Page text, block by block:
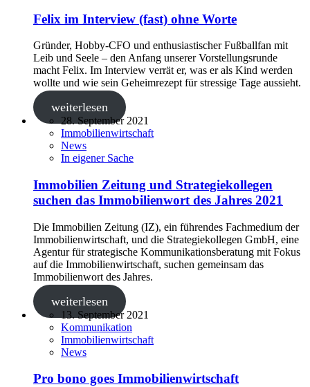
Felix im Interview (fast) ohne Worte
Gründer, Hobby-CFO und enthusiastischer Fußballfan mit
Leib und Seele – den Anfang unserer Vorstellungsrunde
macht Felix. Im Interview verrät er, was er als Kind werden
wollte und wie sein Geheimrezept für stressige Tage aussieht.
weiterlesen
28. September 2021
Immobilienwirtschaft
News
In eigener Sache
Immobilien Zeitung und Strategiekollegen
suchen das Immobilienwort des Jahres 2021
Die Immobilien Zeitung (IZ), ein führendes Fachmedium der
Immobilienwirtschaft, und die Strategiekollegen GmbH, eine
Agentur für strategische Kommunikationsberatung mit Fokus
auf die Immobilienwirtschaft, suchen gemeinsam das
Immobilienwort des Jahres.
weiterlesen
13. September 2021
Kommunikation
Immobilienwirtschaft
News
Pro bono goes Immobilienwirtschaft